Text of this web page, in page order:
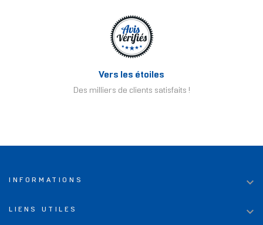
Vers les étoiles
Des milliers de clients satisfaits !
INFORMATIONS 
LIENS UTILES 